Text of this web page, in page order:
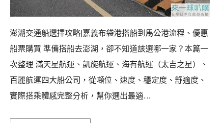
澎湖交通船選擇攻略|嘉義布袋港搭船到馬公港流程、優惠
船票購買 準備搭船去澎湖，卻不知道該選哪一家？本篇一
次整理 滿天星航運、凱旋航運、海有航運（太吉之星）、
百麗航運四大船公司，從噸位、速度、穩定度、舒適度、
實際搭乘體感完整分析，幫你選出最適…